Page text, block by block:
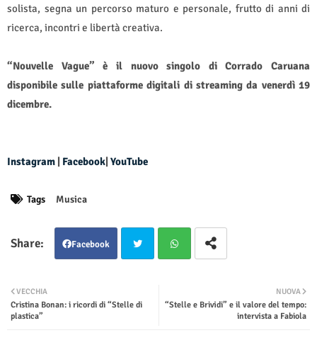
solista, segna un percorso maturo e personale, frutto di anni di
ricerca, incontri e libertà creativa.
“Nouvelle Vague” è il nuovo singolo di Corrado Caruana
disponibile sulle piattaforme digitali di streaming da venerdì 19
dicembre.
Instagram Facebook YouTube
Tags Musica
Facebook
ter tsap
NUOVA
“Stelle e Brividi” e il valore del tempo:
intervista a Fabiola
VECCHIA
Cristina Bonan: i ricordi di “Stelle di
plastica”